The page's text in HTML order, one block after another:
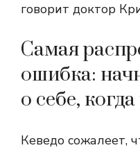
говорит доктор
Самая
ошибка:
о себе,
Кеведо сожалеет,